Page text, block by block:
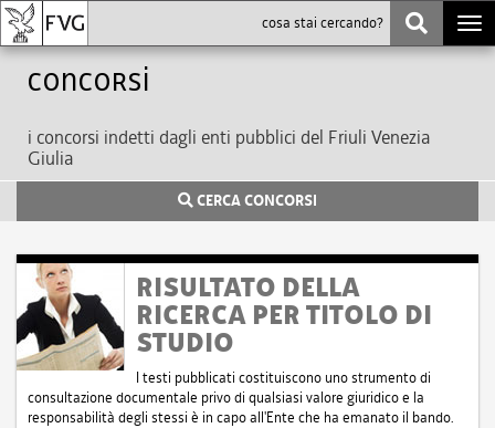
Concorsi
i concorsi indetti dagli enti pubblici del Friuli Venezia
Giulia
CERCA CONCORSI
RISULTATO DELLA
RICERCA PER TITOLO DI
STUDIO
I testi pubblicati costituiscono uno strumento di
consultazione documentale privo di qualsiasi valore giuridico e la
responsabilità degli stessi è in capo all'Ente che ha emanato il bando.